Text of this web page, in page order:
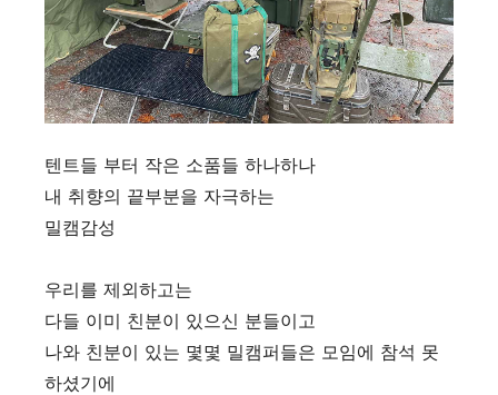
텐트들 부터 작은 소품들 하나하나
내 취향의 끝부분을 자극하는
밀캠감성
우리를 제외하고는
다들 이미 친분이 있으신 분들이고
나와 친분이 있는 몇몇 밀캠퍼들은 모임에 참석 못
하셨기에